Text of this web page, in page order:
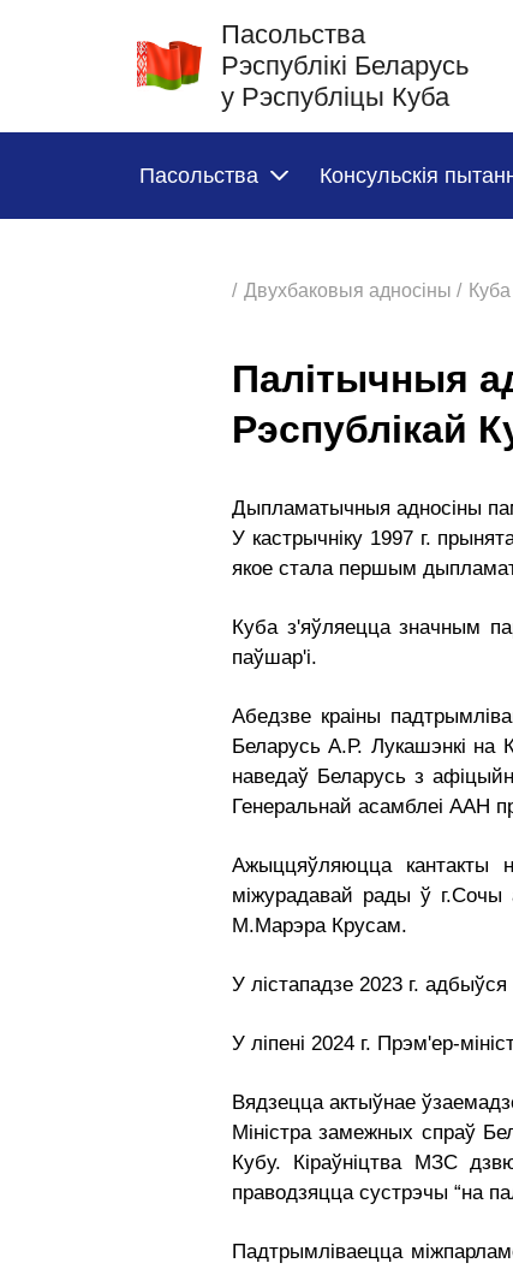
Пасольства
Рэспублікі Беларусь
у Рэспубліцы Куба
Пасольства Консульскія
/ Двухбаковыя адносіны /
Палітычныя
Рэспублікай
Дыпламатычныя адносіны
У кастрычніку 1997 г.
якое стала першым
Куба з'яўляецца значным
паўшар'і.
Абедзве краіны
Беларусь А.Р. Лукашэнкі на
наведаў Беларусь з
Генеральнай асамблеі ААН
Ажыццяўляюцца кантакты
міжурадавай рады ў г.Сочы
М.Марэра Крусам.
У лістападзе 2023 г.
У ліпені 2024 г. Прэм'ер-
Вядзецца актыўнае
Міністра замежных спраў
Кубу. Кіраўніцтва МЗС
праводзяцца сустрэчы “на
Падтрымліваецца